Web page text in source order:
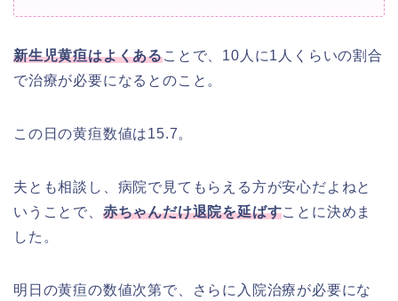
新生児黄疸はよくあることで、10人に1人くらいの割合
で治療が必要になるとのこと。
この日の黄疸数値は15.7。
夫とも相談し、病院で見てもらえる方が安心だよねと
いうことで、 赤ちゃんだけ退院を延ばすことに決めま
した。
明日の黄疸の数値次第で、さらに入院治療が必要にな